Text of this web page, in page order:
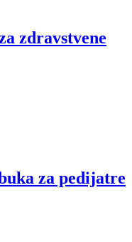
zdravstvene
za pedijatre